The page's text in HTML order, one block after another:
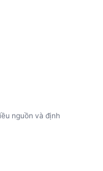
nguồn và định